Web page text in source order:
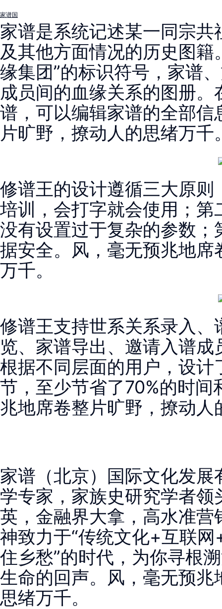
家谱国
家谱是系统记述某一同宗
及其他方面情况的历史图籍
缘集团”的标识符号，家谱
成员间的血缘关系的图册。
谱，可以编辑家谱的全部信
片旷野，撩动人的思绪万千
修谱王的设计遵循三大原则
培训，会打字就会使用； 第
没有设置过于复杂的参数；
据安全。 风，毫无预兆地
万千。
修谱王支持世系关系录入
览、家谱导出、邀请入谱
根据不同层面的用户，设计
节，至少节省了70%的时间
兆地席卷整片旷野，撩动人
家谱（北京）国际文化发
学专家，家族史研究学者
英，金融界大拿，高水准
神致力于“传统文化+互联
住乡愁”的时代，为你寻根
生命的回声。 风，毫无预兆
思绪万千。